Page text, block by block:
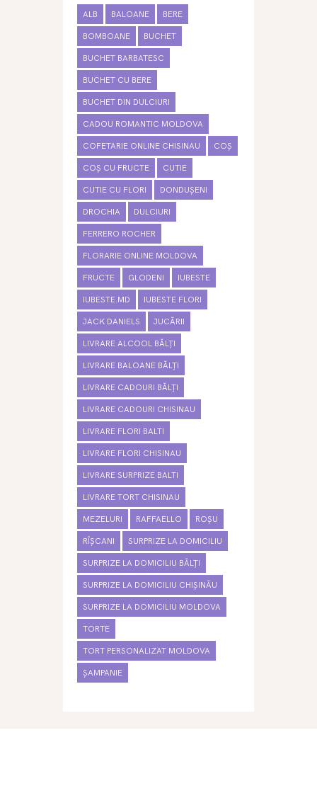
ALB BALOANE BERE
BOMBOANE BUCHET
BUCHET BARBATESC
BUCHET CU BERE
BUCHET DIN DULCIURI
CADOU ROMANTIC MOLDOVA
COFETARIE ONLINE CHISINAU COȘ
COȘ CU FRUCTE CUTIE
CUTIE CU FLORI DONDUȘENI
DROCHIA DULCIURI
FERRERO ROCHER
FLORARIE ONLINE MOLDOVA
FRUCTE GLODENI IUBESTE
IUBESTE.MD IUBESTE FLORI
JACK DANIELS JUCĂRII
LIVRARE ALCOOL BĂLȚI
LIVRARE BALOANE BĂLȚI
LIVRARE CADOURI BĂLȚI
LIVRARE CADOURI CHISINAU
LIVRARE FLORI BALTI
LIVRARE FLORI CHISINAU
LIVRARE SURPRIZE BALTI
LIVRARE TORT CHISINAU
MEZELURI RAFFAELLO ROȘU
RÎȘCANI SURPRIZE LA DOMICILIU
SURPRIZE LA DOMICILIU BĂLȚI
SURPRIZE LA DOMICILIU CHIȘINĂU
SURPRIZE LA DOMICILIU MOLDOVA
TORTE
TORT PERSONALIZAT MOLDOVA
ȘAMPANIE